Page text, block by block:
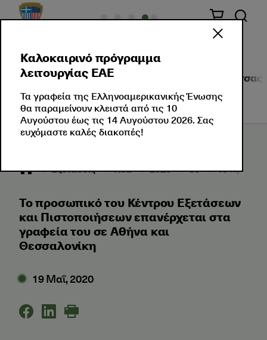
Σχετικά με Εμάς Πιστοποιήσεις Ξένης Γλώσσας
Εξετάσεις Νέα 2020 05 Το
Το προσωπικό του Κέντρου Εξετάσεων
και Πιστοποιήσεων επανέρχεται στα
γραφεία του σε Αθήνα και
Θεσσαλονίκη
19 Μαΐ, 2020
Καλοκαιρινό πρόγραμμα
λειτουργίας ΕΑΕ
Τα γραφεία της Ελληνοαμερικανικής Ένωσης
θα παραμείνουν κλειστά από τις 10
Αυγούστου έως τις 14 Αυγούστου 2026. Σας
ευχόμαστε καλές διακοπές!